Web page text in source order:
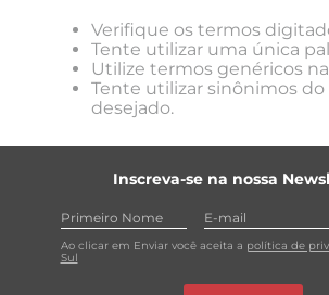
Verifique os termos
Tente utilizar uma única
Utilize termos genéricos
Tente utilizar sinônimos
desejado.
Inscreva-se na nossa
Ao clicar em Enviar você aceita a política de
Sul